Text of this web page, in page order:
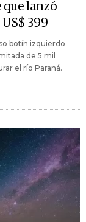
que lanzó
399
botín izquierdo
de 5 mil
el río Paraná.